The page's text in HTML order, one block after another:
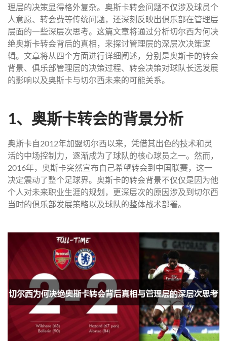
理层的决策显得格外复杂。奥斯卡转会问题不仅涉及球员个
人意愿、转会费等传统问题，还深刻反映出俱乐部在管理层
层面的一些深层次思考。这篇文章将通过分析切尔西为何决
绝奥斯卡转会背后的真相，来探讨管理层的深层次决策逻
辑。文章将从四个方面进行详细阐述，分别是奥斯卡的转会
背景、俱乐部管理层的决策过程、转会决策对球队长远发展
的影响以及奥斯卡与切尔西未来的可能关系。
1、奥斯卡转会的背景分析
奥斯卡自2012年加盟切尔西以来，凭借其出色的技术和灵
活的中场控制力，逐渐成为了球队的核心球员之一。然而，
2016年，奥斯卡突然宣布自己希望转会到中国联赛，这一
决定震动了整个足球界。奥斯卡的转会背景不仅仅是因为他
个人对未来职业生涯的规划，更深层次的原因涉及到切尔西
当时的俱乐部发展策略以及球队的整体战术部署。